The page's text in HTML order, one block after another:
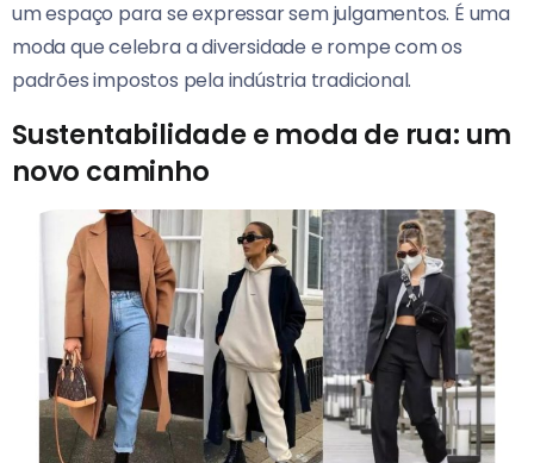
um espaço para se expressar sem julgamentos. É uma
moda que celebra a diversidade e rompe com os
padrões impostos pela indústria tradicional.
Sustentabilidade e moda de rua: um
novo caminho